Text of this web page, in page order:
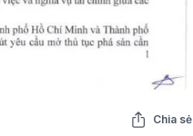
Chia sẻ